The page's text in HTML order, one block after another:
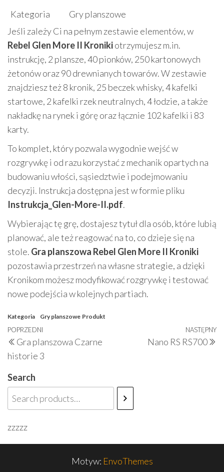
Kategoria
Gry planszowe
Jeśli zależy Ci na pełnym zestawie elementów, w
Rebel Glen More II Kronikiotrzymujesz m.in.
instrukcję, 2 plansze, 40 pionków, 250 kartonowych
żetonów oraz 90 drewnianych towarów. W zestawie
znajdziesz też 8 kronik, 25 beczek whisky, 4 kafelki
startowe, 2 kafelki rzek neutralnych, 4 łodzie, a także
nakładkę na rynek i górę oraz łącznie 102 kafelki i 83
karty.
To komplet, który pozwala wygodnie wejść w
rozgrywkę i od razu korzystać z mechanik opartych na
budowaniu włości, sąsiedztwie i podejmowaniu
decyzji. Instrukcja dostępna jest w formie pliku
Instrukcja_Glen-More-II.pdf.
Wybierając tę grę, dostajesz tytuł dla osób, które lubią
planować, ale też reagować na to, co dzieje się na
stole. Gra planszowa Rebel Glen More II Kroniki
pozostawia przestrzeń na własne strategie, a dzięki
Kronikom możesz modyfikować rozgrywkę i testować
nowe podejścia w kolejnych partiach.
Kategoria Gry planszowe Produkt
Nawigacja
wpisu
Poprzedni
wpis
POPRZEDNI
Gra planszowa Czarne
historie 3
NASTĘPNY
Nano RS RS700
Search
zzzzz
Motyw: EnvoThemes